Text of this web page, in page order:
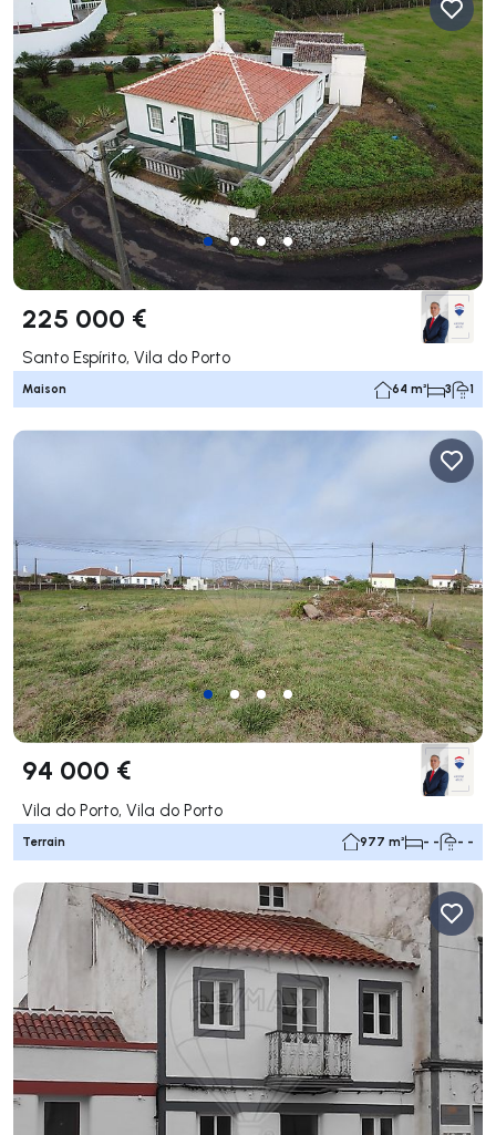
225 000 €
Santo Espírito, Vila do Porto
Maison 64 m² 3 1
94 000 €
Vila do Porto, Vila do Porto
Terrain 977 m² - - - -